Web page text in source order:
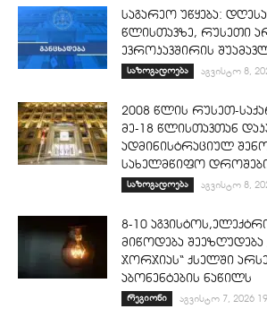
საგარეო უწყება:
წლისთავზე, რუსეთი
ევროკავშირის
საზოგადოება აგვისტო 8,
2008 წლის რუსეთ-
მე-18 წლისთავთან
ადმინისტრაციულ
სახელმწიფო
საზოგადოება აგვისტო 8,
8-10
მიწოდება
ჯორჯიას“ ქსელში
აბონენტების ნაწილს
რეგიონი აგვისტო 7, 2026